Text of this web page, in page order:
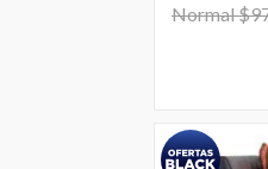
Price
Normal